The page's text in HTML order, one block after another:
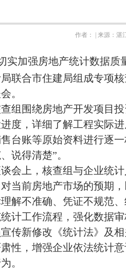
作者： | 来源：湛
实加强房地产统计数据质
联合市住建局组成专项
。
围绕房地产开发项目投
进度，详细了解工程实际
台账等原始资料进行逐
说得清楚”。
上，核查组与企业统计
当前房地产市场的预期
解不准确、凭证不规范
计工作流程，强化数据
传新修改《统计法》及
性，增强企业依法统计
。